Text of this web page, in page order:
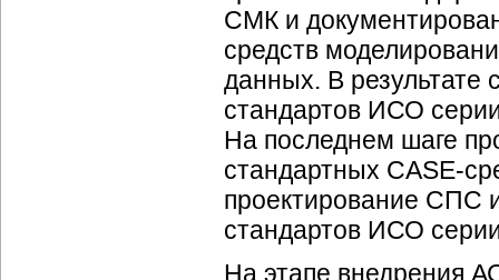
СМК и
средств
данных. В результате
стандартов ИСО
На последнем шаге
стандартных CASE-
проектирование СПС
стандартов ИСО
На этапе внедрения